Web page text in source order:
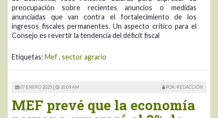
preocupación sobre recientes anuncios o medidas
anunciadas que van contra el fortalecimiento de los
ingresos fiscales permanentes. Un aspecto crítico para el
Consejo es revertir la tendencia del déficit fiscal
Etiquetas: Mef, sector agrario
07 ENERO 2025 | 10:09 AM POR: REDACCIÓN
MEF prevé que la economía